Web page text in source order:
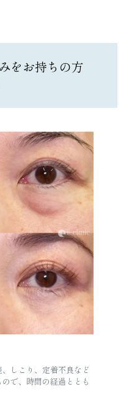
をお持ちの方
しこり、定着不良など
で、時間の経過ととも